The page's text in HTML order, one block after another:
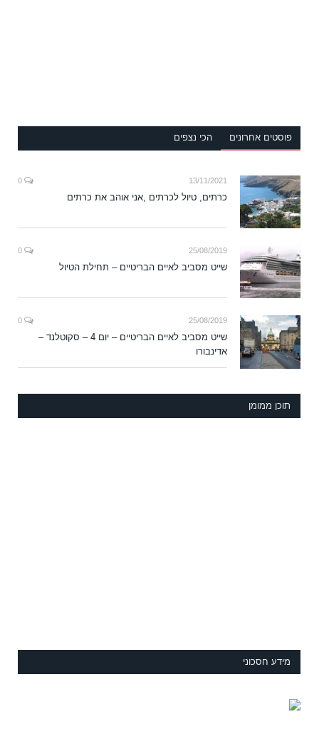
פוסטים אחרונים הכי נצפים
13/11/2021
כרתים, טיול לכרתים ,אני אוהב את כרתים
25/08/2019
שייט מסביב לאיים הבריטיים – תחילת הטיול
25/08/2019
שייט מסביב לאיים הבריטיים – יום 4 – סקוטלנד –
אדינבורו
תוכן ממומן
מידע חסכוני